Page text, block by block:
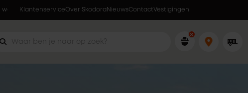
Lokaal geproduceerd in eigen fabriek
KlantenserviceOver Skodora NieuwsContactVestigingen